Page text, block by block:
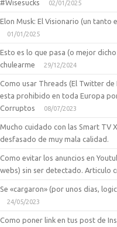
#Wisesucks
02/01/2025
Elon Musk: El Visionario (un
01/01/2025
Esto es lo que pasa (o mejor
chulearme
29/12/2024
Como usar Threads (El Twitter de
esta prohibido en toda Europa
Corruptos
08/07/2023
Mucho cuidado con las Smart TV
desfasado de muy mala calidad.
Como evitar los anuncios en
webs) sin ser detectado. Articulo
Se «cargaron» (por unos dias,
24/05/2023
Como poner link en tus post de